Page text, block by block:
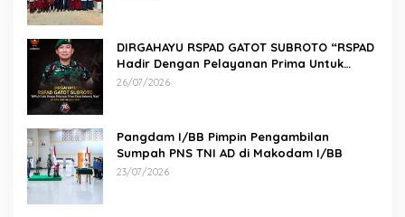
DIRGAHAYU RSPAD GATOT SUBROTO “RSPAD
Hadir Dengan Pelayanan Prima Untuk
Indonesia Maju” 26 JULI 1950 – 26 JULI 2026
26/07/2026
Pangdam I/BB Pimpin Pengambilan
Sumpah PNS TNI AD di Makodam I/BB
23/07/2026